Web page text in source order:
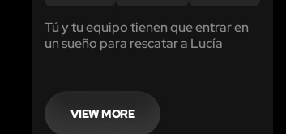
Tú y tu equipo tienen que entrar en
un sueño para rescatar a Lucía
VIEW MORE